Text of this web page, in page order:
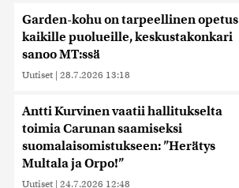
Garden-kohu on tarpeellinen opetus
kaikille puolueille, keskustakonkari
sanoo MT:ssä
Uutiset | 28.7.2026 13:18
Antti Kurvinen vaatii hallitukselta
toimia Carunan saamiseksi
suomalaisomistukseen: ”Herätys
Multala ja Orpo!”
Uutiset | 24.7.2026 12:48